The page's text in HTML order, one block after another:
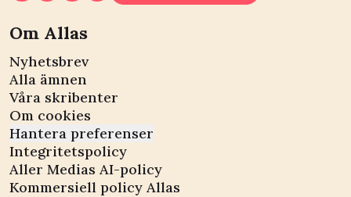
Om Allas
Nyhetsbrev
Alla ämnen
Våra skribenter
Om cookies
Hantera preferenser
Integritetspolicy
Aller Medias AI-policy
Kommersiell policy Allas